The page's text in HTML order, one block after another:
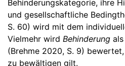
Behinderungskategorie, ihre
und gesellschaftliche
S. 60) wird mit dem
Vielmehr wird Behinderung
(Brehme 2020, S. 9)
zu bewältigen gilt.